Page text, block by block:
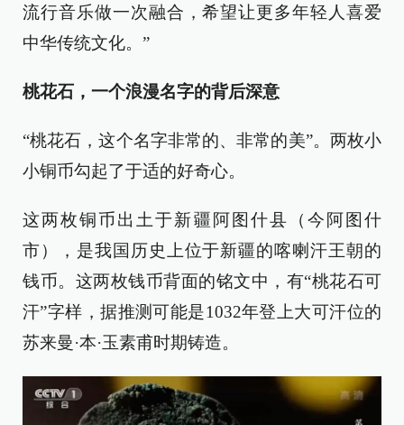
流行音乐做一次融合，希望让更多年轻人喜爱
中华传统文化。”
桃花石，一个浪漫名字的背后深意
“桃花石，这个名字非常的、非常的美”。两枚小
小铜币勾起了于适的好奇心。
这两枚铜币出土于新疆阿图什县（今阿图什
市），是我国历史上位于新疆的喀喇汗王朝的
钱币。这两枚钱币背面的铭文中，有“桃花石可
汗”字样，据推测可能是1032年登上大可汗位的
苏来曼·本·玉素甫时期铸造。